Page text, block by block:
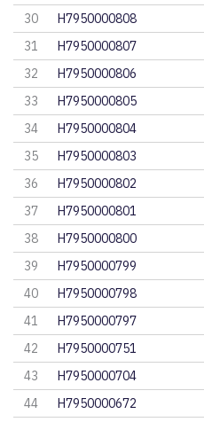
30
H7950000808
31
H7950000807
32
H7950000806
33
H7950000805
34
H7950000804
35
H7950000803
36
H7950000802
37
H7950000801
38
H7950000800
39
H7950000799
40
H7950000798
41
H7950000797
42
H7950000751
43
H7950000704
44
H7950000672